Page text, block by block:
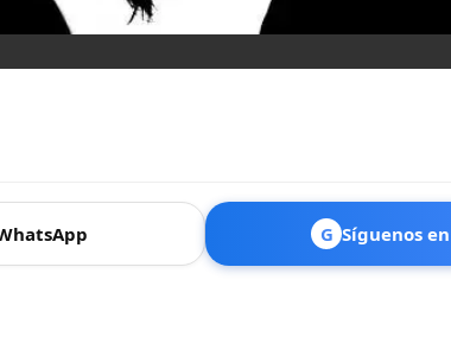
G Síguenos